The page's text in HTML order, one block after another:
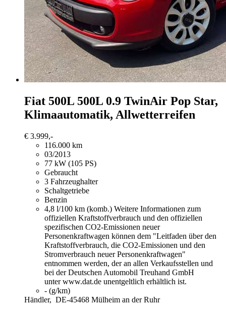
Fiat 500L 500L 0.9 TwinAir Pop Star,
Klimaautomatik, Allwetterreifen
€ 3.999,-
116.000 km
03/2013
77 kW (105 PS)
Gebraucht
3 Fahrzeughalter
Schaltgetriebe
Benzin
4,8 l/100 km (komb.) Weitere Informationen zum
offiziellen Kraftstoffverbrauch und den offiziellen
spezifischen CO2-Emissionen neuer
Personenkraftwagen können dem "Leitfaden über den
Kraftstoffverbrauch, die CO2-Emissionen und den
Stromverbrauch neuer Personenkraftwagen"
entnommen werden, der an allen Verkaufsstellen und
bei der Deutschen Automobil Treuhand GmbH
unter www.dat.de unentgeltlich erhältlich ist.
- (g/km)
Händler, DE-45468 Mülheim an der Ruhr